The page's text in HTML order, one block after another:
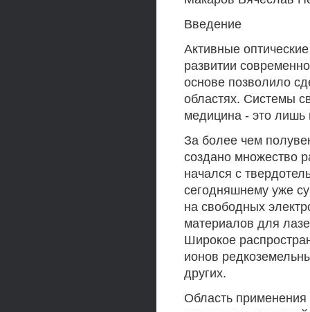
Введение
Активные
развитии
основе позволило
областях. Системы
медицина - это лишь
За более чем
создано множество
начался с
сегодняшнему уже
на свободных
материалов для
Широкое
ионов
других.
Область применения